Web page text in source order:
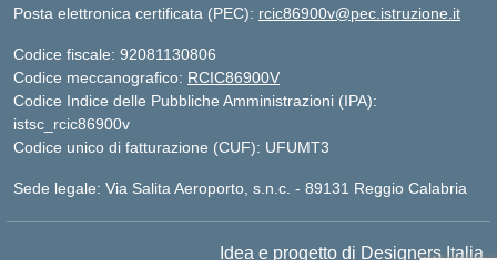
Posta elettronica certificata (PEC): rcic86900v@pec.istruzione.it
Codice fiscale: 92081130806
Codice meccanografico: RCIC86900V
Codice Indice delle Pubbliche Amministrazioni (IPA):
istsc_rcic86900v
Codice unico di fatturazione (CUF): UFUMT3
Sede legale: Via Salita Aeroporto, s.n.c. - 89131 Reggio Calabria
Idea e progetto di Designers Italia